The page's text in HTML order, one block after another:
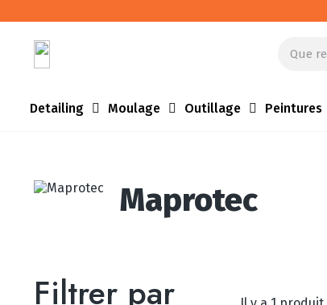
Detailing Moulage Outillage Peintures
Maprotec
Filtrer par